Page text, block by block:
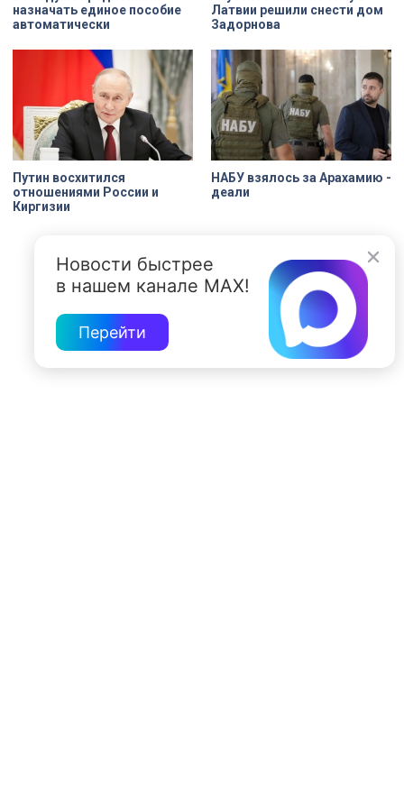
назначать единое пособие
автоматически
Латвии решили снести дом
Задорнова
Путин восхитился
отношениями России и
Киргизии
НАБУ взялось за Арахамию -
деали
Новости быстрее
в нашем канале MAX!
Перейти